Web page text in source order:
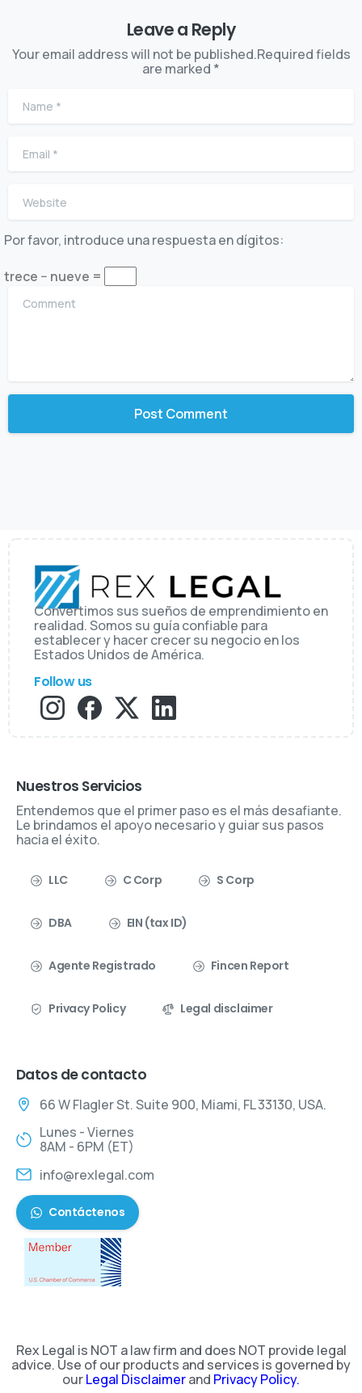
Leave a Reply
Your email address will not be published.Required fields
are marked *
Por favor, introduce una respuesta en dígitos:
trece − nueve =
Convertimos sus sueños de emprendimiento en
realidad. Somos su guía confiable para
establecer y hacer crecer su negocio en los
Estados Unidos de América.
Follow us
Nuestros Servicios
Entendemos que el primer paso es el más desafiante.
Le brindamos el apoyo necesario y guiar sus pasos
hacia el éxito.
LLC C Corp S Corp
DBA EIN (tax ID)
Agente Registrado Fincen Report
Privacy Policy Legal disclaimer
Datos de contacto
66 W Flagler St. Suite 900, Miami, FL 33130, USA.
Lunes - Viernes
8AM - 6PM (ET)
info@rexlegal.com
Contáctenos
Rex Legal is NOT a law firm and does NOT provide legal
advice. Use of our products and services is governed by
ourLegal Disclaimerand Privacy Policy.